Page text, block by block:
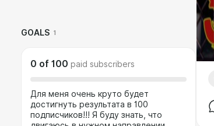
GOALS 1
0 of 100 paid subscribers
Для меня очень круто будет
достигнуть результата в 100
подписчиков!!! Я буду знать, что